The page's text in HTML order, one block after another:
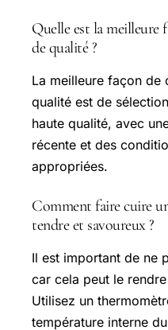
Quelle est la meilleure
de qualité ?
La meilleure façon de
qualité est de
haute qualité, avec
récente et des
appropriées.
Comment faire cuire
tendre et savoureux ?
Il est important de ne
car cela peut le
Utilisez un
température interne